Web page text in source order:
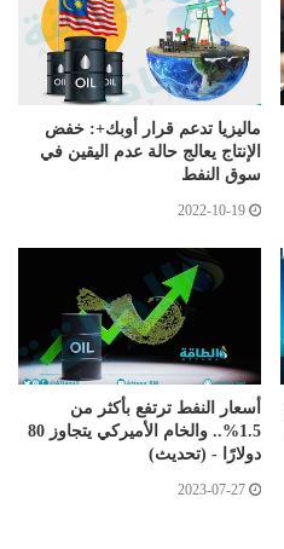
ماليزيا تدعم قرار أوبك+: خفض
الإنتاج يعالج حالة عدم اليقين في
سوق النفط
2022-10-19
أسعار النفط ترتفع بأكثر من
1.5%.. والخام الأميركي يتجاوز 80
دولارًا - (تحديث)
2023-07-27